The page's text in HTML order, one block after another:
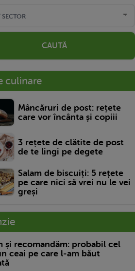
CAUTĂ
culinare
Mâncăruri de post: rețete
care vor încânta și copiii
3 rețete de clătite de post
de te lingi pe degete
Salam de biscuiți: 5 rețete
pe care nici să vrei nu le vei
greși
și recomandăm: probabil cel
ceai pe care l-am băut